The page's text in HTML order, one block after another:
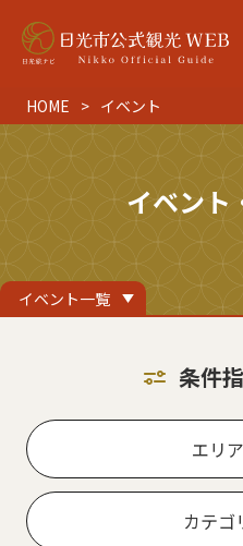
HOME イベント
イベント
イベント一覧
条件
エリ
カテゴ